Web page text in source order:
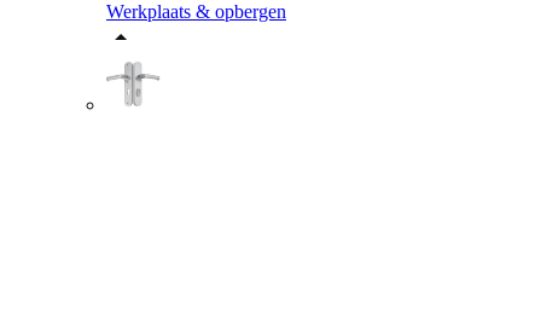
Werkplaats & opbergen